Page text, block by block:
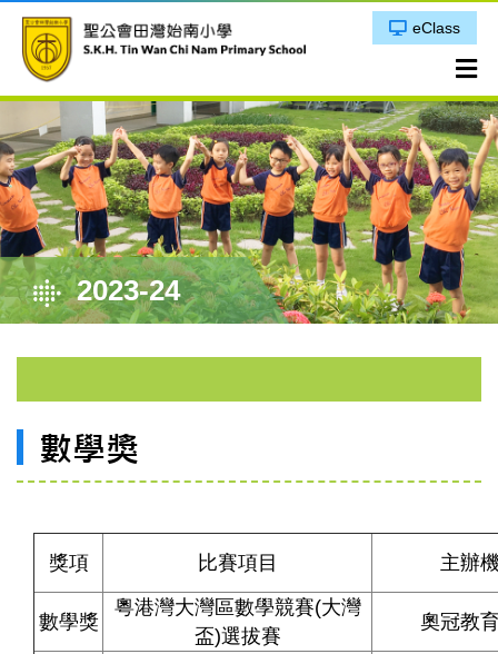
eClass
2023-24
數學獎
獎項 比賽項目 主辦
數學獎
粵港灣大灣區數學競賽(大灣
盃)選拔賽
奧冠教